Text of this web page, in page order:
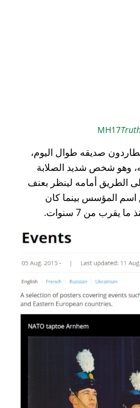
صديقه طوال اليوم،
وهو شخص شديد الصلابة
الطريق أمامه لينظر بعنف
اسم المؤسس بينما كان
من 7 سنوات.